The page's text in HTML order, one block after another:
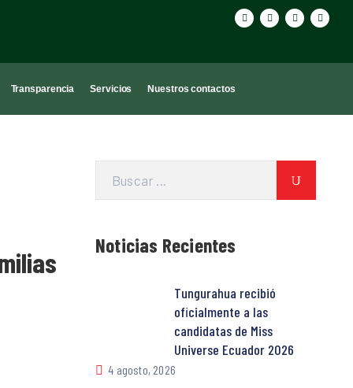
Transparencia Servicios Nuestros contactos
Noticias Recientes
Tungurahua recibió
oficialmente a las
candidatas de Miss
Universe Ecuador 2026
4 agosto, 2026